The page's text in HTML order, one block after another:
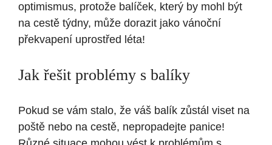
optimismus, protože balíček, který by mohl být
na cestě týdny, může dorazit jako vánoční
překvapení uprostřed léta!
Jak řešit problémy s balíky
Pokud se vám stalo, že váš balík zůstál viset na
poště nebo na cestě, nepropadejte panice!